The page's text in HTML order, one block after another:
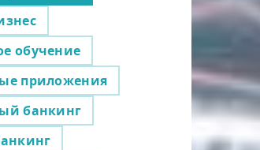
обучение
приложения
банкинг